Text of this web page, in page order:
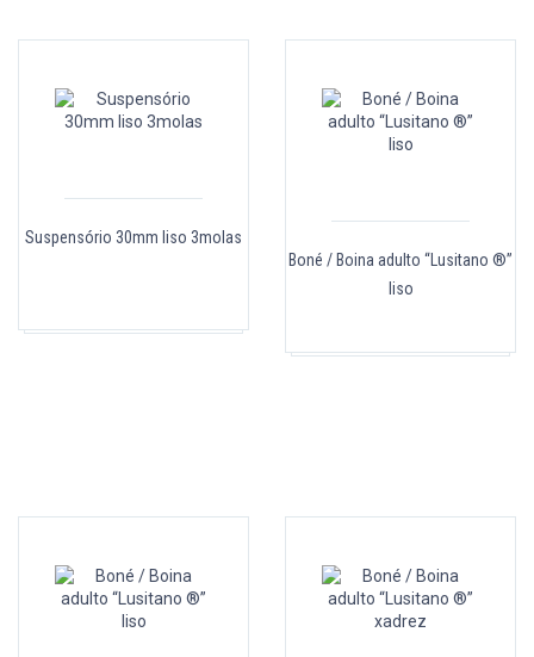
Suspensório 30mm liso 3molas
Boné / Boina adulto “Lusitano ®”
liso